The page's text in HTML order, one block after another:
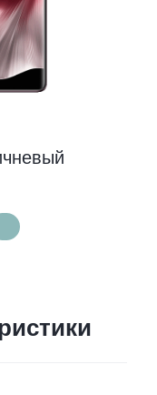
регион